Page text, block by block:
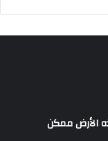
الأرض ممكن